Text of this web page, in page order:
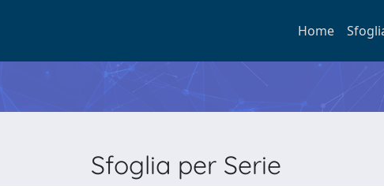
Home
Sfoglia per Serie